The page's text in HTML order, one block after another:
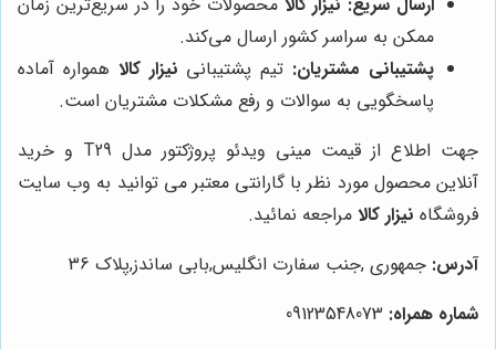
ممکن به سراسر کشور ارسال می‌کند.
پشتیبانی مشتریان: تیم پشتیبانی نیزار کالا همواره آماده
پاسخگویی به سوالات و رفع مشکلات مشتریان است.
جهت اطلاع از قیمت مینی ویدئو پروژکتور مدل T29 و خرید
آنلاین محصول مورد نظر با گارانتی معتبر می توانید به وب سایت
فروشگاه نیزار کالا مراجعه نمائید.
آدرس: جمهوری ,جنب سفارت انگلیس,بابی ساندز,پلاک 36
شماره همراه: